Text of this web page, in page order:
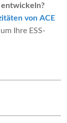
von ACE
um Ihre ESS-